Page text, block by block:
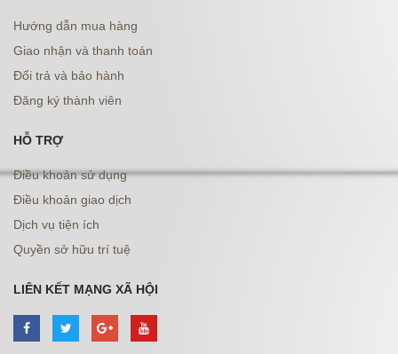
Hướng dẫn mua hàng
Giao nhận và thanh toán
Đổi trả và bảo hành
Đăng ký thành viên
HỖ TRỢ
Điều khoản sử dụng
Điều khoản giao dịch
Dịch vụ tiện ích
Quyền sở hữu trí tuệ
LIÊN KẾT MẠNG XÃ HỘI